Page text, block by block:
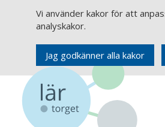
Vi använder kakor för att
analyskakor.
Jag godkänner alla kakor